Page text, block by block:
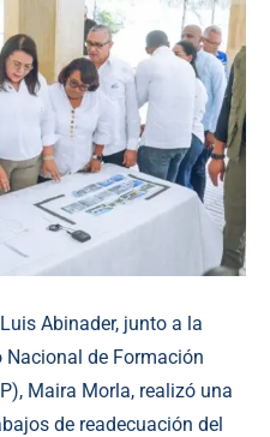
Abinader, junto a la
de Formación
Maira Morla, realizó una
de readecuación del